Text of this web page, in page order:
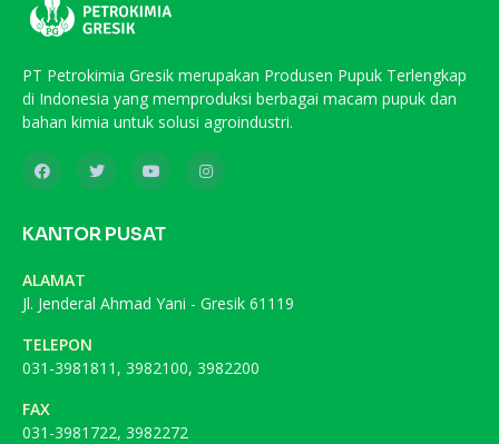
PT Petrokimia Gresik merupakan Produsen Pupuk Terlengkap
di Indonesia yang memproduksi berbagai macam pupuk dan
bahan kimia untuk solusi agroindustri.
KANTOR PUSAT
ALAMAT
Jl. Jenderal Ahmad Yani - Gresik 61119
TELEPON
031-3981811, 3982100, 3982200
FAX
031-3981722, 3982272